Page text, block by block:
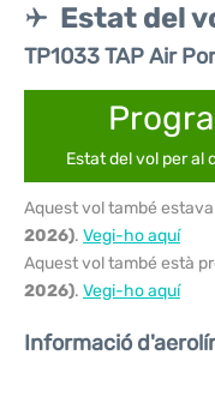
Estat del
TP1033 TAP Air
Estat del vol per al
Aquest vol també
2026). Vegi-ho aquí
Aquest vol també està
2026). Vegi-ho aquí
Informació